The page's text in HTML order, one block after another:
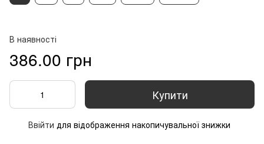
В наявності
386.00 грн
Купити
Ввійти для відображення накопичувальної знижки